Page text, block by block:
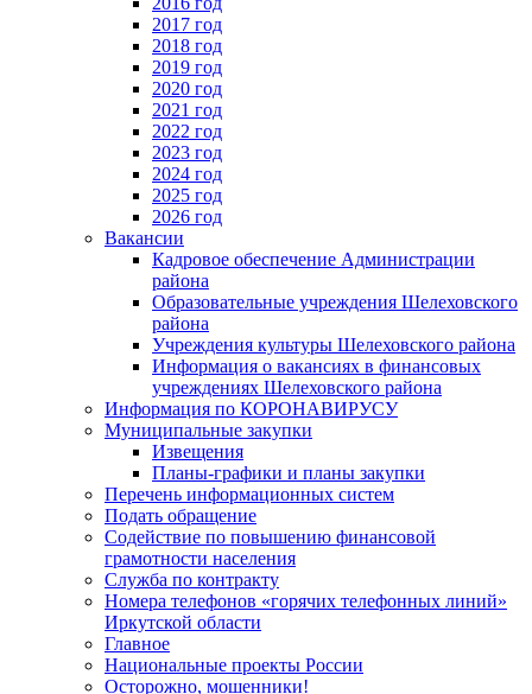
2017 год
2018 год
2019 год
2020 год
2021 год
2022 год
2023 год
2024 год
2025 год
2026 год
Вакансии
Кадровое обеспечение Администрации
района
Образовательные учреждения Шелеховского
района
Учреждения культуры Шелеховского района
Информация о вакансиях в финансовых
учреждениях Шелеховского района
Информация по КОРОНАВИРУСУ
Муниципальные закупки
Извещения
Планы-графики и планы закупки
Перечень информационных систем
Подать обращение
Содействие по повышению финансовой
грамотности населения
Служба по контракту
Номера телефонов «горячих телефонных линий»
Иркутской области
Главное
Национальные проекты России
Осторожно, мошенники!